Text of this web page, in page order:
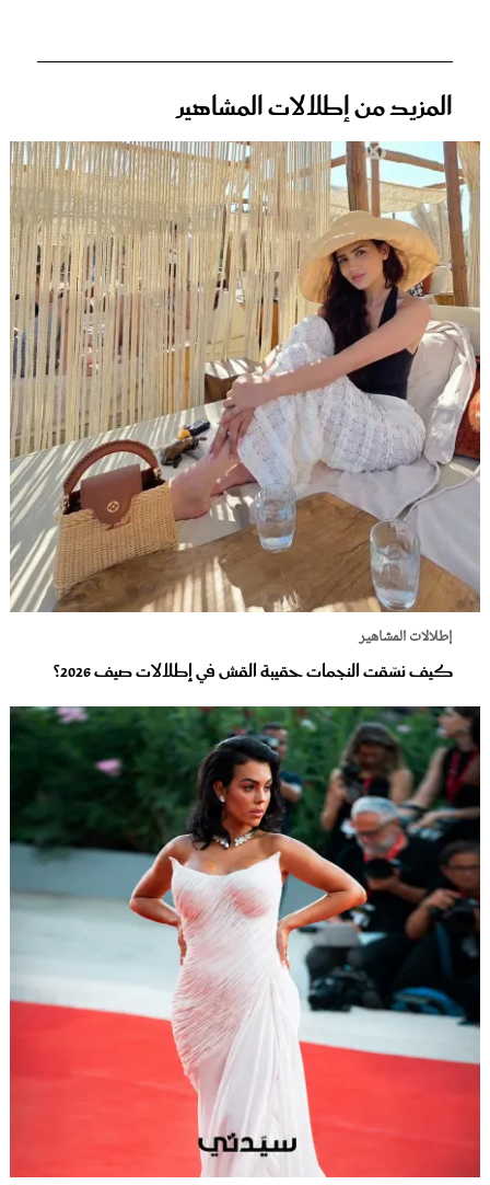
المزيد من إطلالات المشاهير
إطلالات المشاهير
كيف نسّقت النجمات حقيبة القش في إطلالات صيف 2026؟